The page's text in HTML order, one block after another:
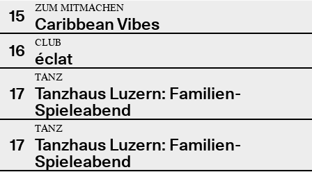
15
ZUM MITMACHEN
Caribbean Vibes
16
CLUB
éclat
17
TANZ
Tanzhaus Luzern: Familien-
Spieleabend
17
TANZ
Tanzhaus Luzern: Familien-
Spieleabend